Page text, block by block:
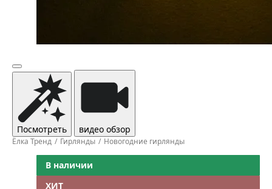
Посмотреть видео обзор
Ёлка Тренд Гирлянды Новогодние гирлянды
В наличии
ХИТ